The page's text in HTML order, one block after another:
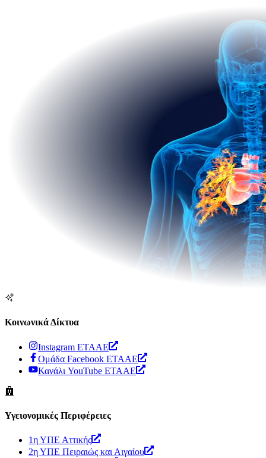
Κοινωνικά Δίκτυα
Instagram ΕΤΑΑΕ
Ομάδα Facebook ΕΤΑΑΕ
Κανάλι YouTube ΕΤΑΑΕ
Υγειονομικές Περιφέρειες
1η ΥΠΕ Αττικής
2η ΥΠΕ Πειραιώς και Αιγαίου